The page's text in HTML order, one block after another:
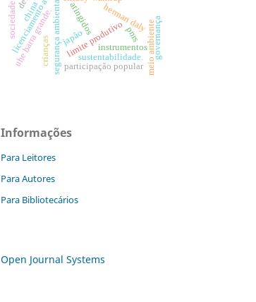
herman daly
segurança ambientallimite produtivo meio ambiente
japão
participação popular
atingidos
uhe barra grande. pnrs
instrumentos
china
governança
sustentabilidade.
crianças
Informações
Para Leitores
Para Autores
Para Bibliotecários
Open Journal Systems